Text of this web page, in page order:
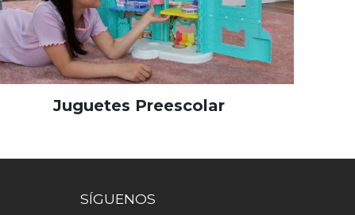
Juguetes Preescolar
SÍGUENOS